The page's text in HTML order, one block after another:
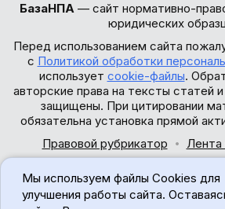
БазаНПА — сайт нормативно-
юридических
Перед использованием сайта
с Политикой обработки
использует cookie-файлы.
авторские права на тексты статей
защищены. При цитировании
обязательна установка прямой
Правовой рубрикатор
Лента
© 2017-2026
Мы используем файлы Cookies для
улучшения работы сайта.